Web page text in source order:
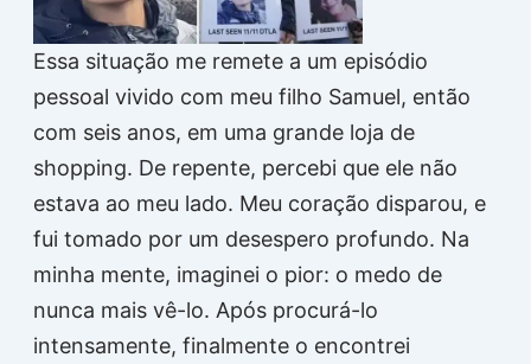
Essa situação me remete a um episódio
pessoal vivido com meu filho Samuel, então
com seis anos, em uma grande loja de
shopping. De repente, percebi que ele não
estava ao meu lado. Meu coração disparou, e
fui tomado por um desespero profundo. Na
minha mente, imaginei o pior: o medo de
nunca mais vê-lo. Após procurá-lo
intensamente, finalmente o encontrei